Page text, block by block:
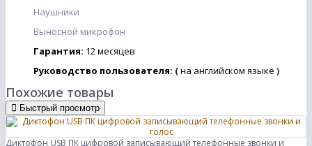
Наушники
Выносной микрофон
Гарантия: 12месяцев
Руководство пользователя: (на английском языке )
Похожие товары
Быстрый просмотр
Диктофон USB ПК цифровой записывающий телефонные звонки и